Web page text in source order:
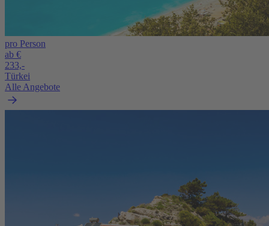
pro Person
ab €
233,-
Türkei
Alle Angebote